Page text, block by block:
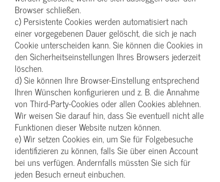
Browser schließen.
c) Persistente Cookies werden automatisiert nach
einer vorgegebenen Dauer gelöscht, die sich je nach
Cookie unterscheiden kann. Sie können die Cookies in
den Sicherheitseinstellungen Ihres Browsers jederzeit
löschen.
d) Sie können Ihre Browser-Einstellung entsprechend
Ihren Wünschen konfigurieren und z. B. die Annahme
von Third-Party-Cookies oder allen Cookies ablehnen.
Wir weisen Sie darauf hin, dass Sie eventuell nicht alle
Funktionen dieser Website nutzen können.
e) Wir setzen Cookies ein, um Sie für Folgebesuche
identifizieren zu können, falls Sie über einen Account
bei uns verfügen. Andernfalls müssten Sie sich für
jeden Besuch erneut einbuchen.